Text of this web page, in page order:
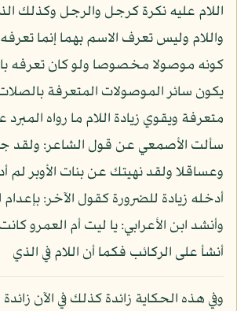
اللام عليه نكرة كرجل والرجل وكذلك
واللام وليس تعرف الاسم بهما إنما
كونه موصولا مخصوصا ولو كان تعرفه
يكون سائر الموصولات المتعرفة
متعرفة ويقوي زيادة اللام ما رواه
سألت الأصمعي عن قول الشاعر: ولقد
وعساقلا ولقد نهيتك عن بنات الأوبر لم
أدخله زيادة للضرورة كقول الآخر:
وأنشد ابن الأعرابي: يا ليت أم العمرو
أنشأ على الركائب فكما أن اللام في الذي
وفي هذه الحكاية زائدة كذلك في الآن